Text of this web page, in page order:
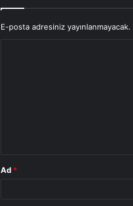
E-posta adresiniz yayınlanmayacak.
Ad *